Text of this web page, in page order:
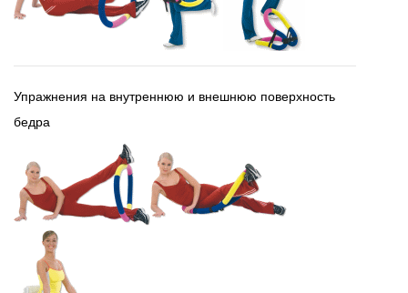
Упражнения на внутреннюю и внешнюю поверхность
бедра